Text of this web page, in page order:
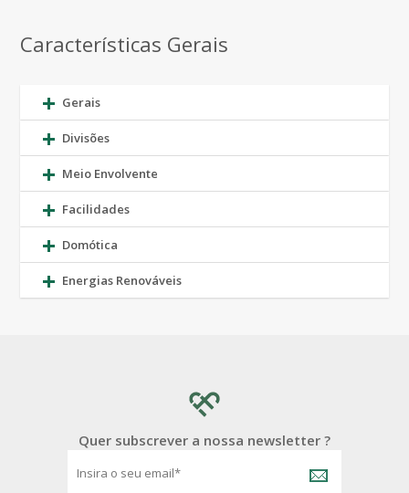
Características Gerais
Gerais
Divisões
Meio Envolvente
Facilidades
Domótica
Energias Renováveis
Quer subscrever a nossa newsletter ?